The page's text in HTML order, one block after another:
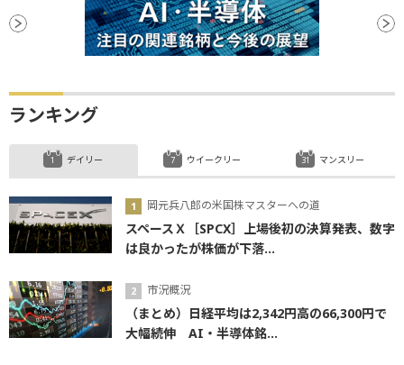
ランキング
デイリー
岡元兵八郎の米国株マスターへの道
スペースＸ［SPCX］上場後初の決算発表、数字
は良かったが株価が下落...
市況概況
（まとめ）日経平均は2,342円高の66,300円で
大幅続伸 AI・半導体銘...
ウイークリー マンスリー